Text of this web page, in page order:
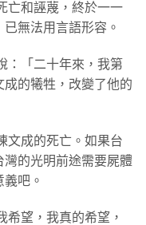
和誣蔑，終於一一
無法用言語形容。
「二十年來，我第
的犧牲，改變了他的
成的死亡。如果台
的光明前途需要屍體
吧。
望，我真的希望，